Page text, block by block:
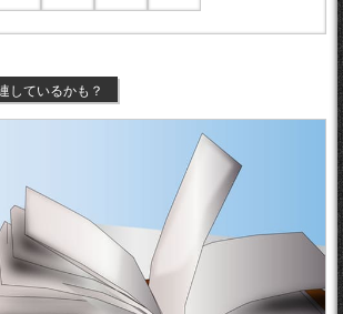
しているかも？